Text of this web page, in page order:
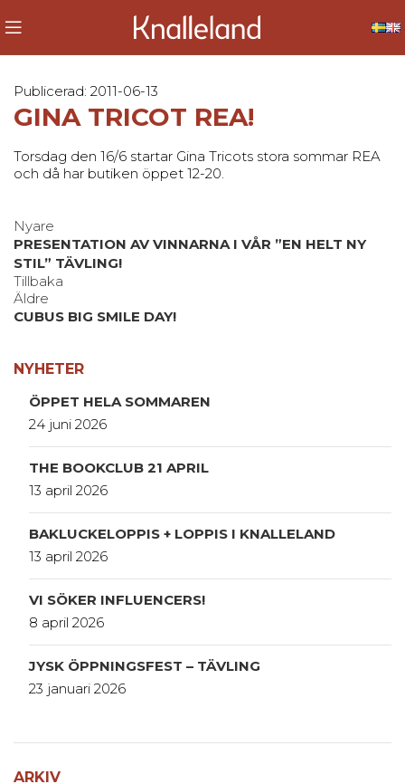
Publicerad: 2011-06-13
GINA TRICOT REA!
Torsdag den 16/6 startar Gina Tricots stora sommar REA
och då har butiken öppet 12-20.
Nyare
PRESENTATION AV VINNARNA I VÅR ”EN HELT NY
STIL” TÄVLING!
Tillbaka
Äldre
CUBUS BIG SMILE DAY!
NYHETER
ÖPPET HELA SOMMAREN
24 juni 2026
THE BOOKCLUB 21 APRIL
13 april 2026
BAKLUCKELOPPIS + LOPPIS I KNALLELAND
13 april 2026
VI SÖKER INFLUENCERS!
8 april 2026
JYSK ÖPPNINGSFEST – TÄVLING
23 januari 2026
ARKIV